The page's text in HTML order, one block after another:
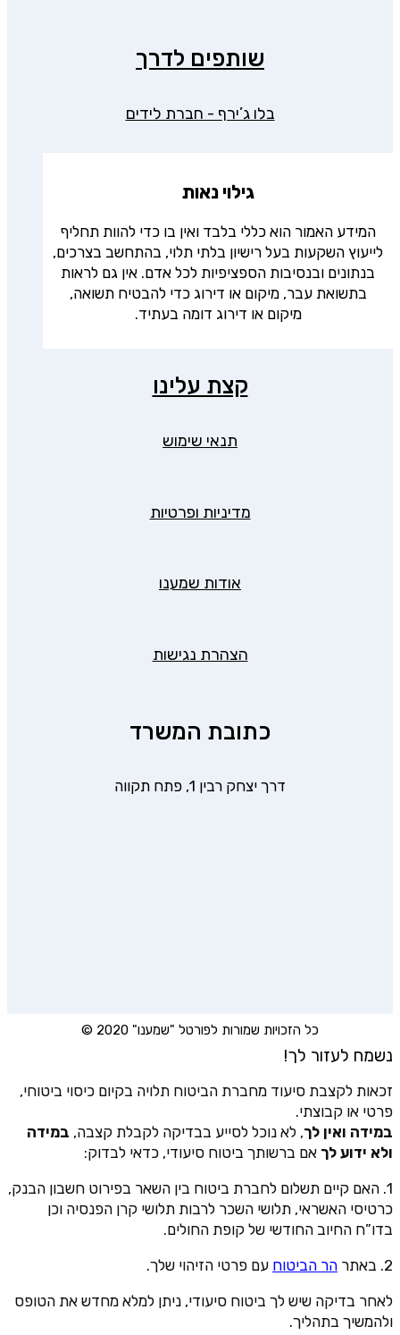
שותפים לדרך
בלו ג’ירף - חברת לידים
גילוי נאות
המידע האמור הוא כללי בלבד ואין בו כדי להוות תחליף
לייעוץ השקעות בעל רישיון בלתי תלוי, בהתחשב בצרכים,
בנתונים ובנסיבות הספציפיות לכל אדם. אין גם לראות
בתשואת עבר, מיקום או דירוג כדי להבטיח תשואה,
מיקום או דירוג דומה בעתיד.
קצת עלינו
תנאי שימוש
מדיניות ופרטיות
אודות שמענו
הצהרת נגישות
כתובת המשרד
דרך יצחק רבין 1, פתח תקווה
כל הזכויות שמורות לפורטל "שמענו" 2020 ©
נשמח לעזור לך!
זכאות לקצבת סיעוד מחברת הביטוח תלויה בקיום כיסוי ביטוחי,
פרטי או קבוצתי.
במידה ואין לך, לא נוכל לסייע בבדיקה לקבלת קצבה, במידה
ולא ידוע לך אם ברשותך ביטוח סיעודי, כדאי לבדוק:
1. האם קיים תשלום לחברת ביטוח בין השאר בפירוט חשבון הבנק,
כרטיסי האשראי, תלושי השכר לרבות תלושי קרן הפנסיה וכן
בדו”ח החיוב החודשי של קופת החולים.
2. באתר
הר הביטוח עם פרטי הזיהוי שלך.
לאחר בדיקה שיש לך ביטוח סיעודי, ניתן למלא מחדש את הטופס
ולהמשיך בתהליך.